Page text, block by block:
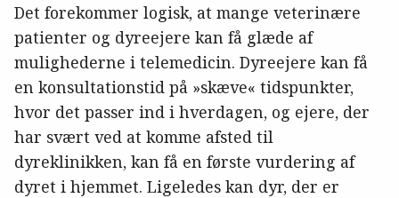
Det forekommer logisk, at mange veterinære
patienter og dyreejere kan få glæde af
mulighederne i telemedicin. Dyreejere kan få
en konsultationstid på »skæve« tidspunkter,
hvor det passer ind i hverdagen, og ejere, der
har svært ved at komme afsted til
dyreklinikken, kan få en første vurdering af
dyret i hjemmet. Ligeledes kan dyr, der er